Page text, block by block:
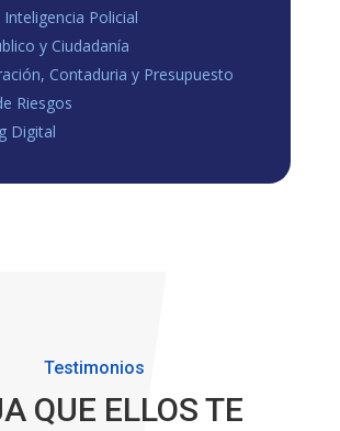
Policial
y Ciudadanía
Contaduria y Presupuesto
Riesgos
Digital
Testimonios
QUE ELLOS TE